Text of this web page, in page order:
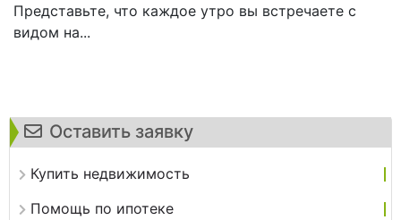
Оставить заявку
Купить недвижимость
Помощь по ипотеке
Представьте, что каждое утро вы встречаете с
видом на...